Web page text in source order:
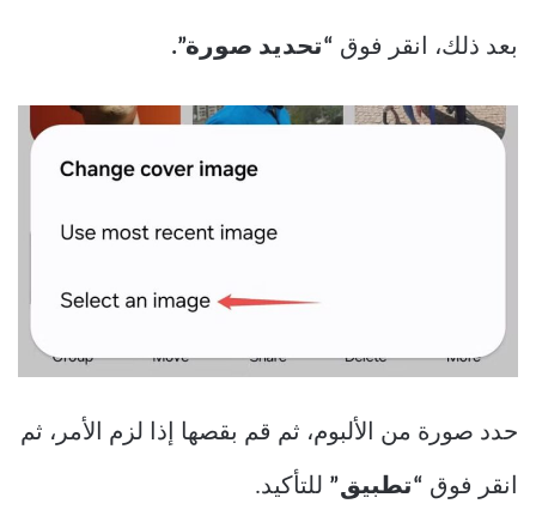
بعد ذلك، انقر فوق “تحديد صورة”.
حدد صورة من الألبوم، ثم قم بقصها إذا لزم الأمر، ثم
انقر فوق “تطبيق” للتأكيد.